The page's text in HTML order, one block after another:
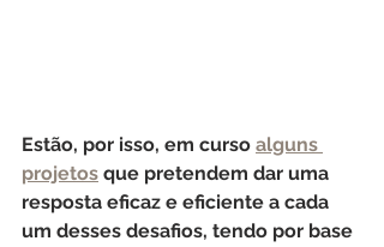
Estão, por isso, em curso alguns
projetos que pretendem dar uma
resposta eficaz e eficiente a cada
um desses desafios, tendo por base